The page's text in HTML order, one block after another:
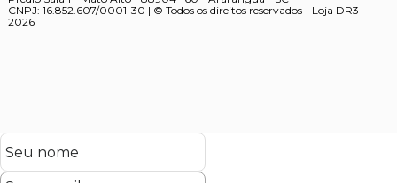
CNPJ: 16.852.607/0001-30 | © Todos os direitos reservados - Loja DR3 -
2026